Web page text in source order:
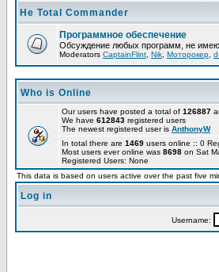
Не Total Commander
Программное обеспечение
Обсуждение любых программ, не
Moderators CaptainFlint Nik Моторокер
Who is Online
Our users have posted a total of 126887
We have 612843 registered users
The newest registered user is AnthonyW
In total there are 1469 users online :: 0
Most users ever online was 8698 on Sat
Registered Users: None
This data is based on users active over the past five
Log in
Username: